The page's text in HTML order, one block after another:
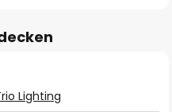
Lighting